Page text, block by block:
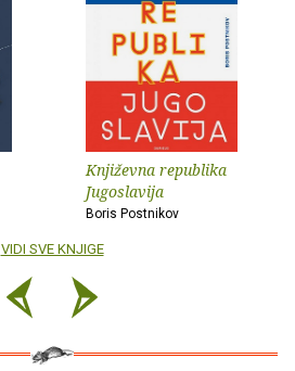
Književna republika
Jugoslavija
Boris Postnikov
VIDI SVE KNJIGE